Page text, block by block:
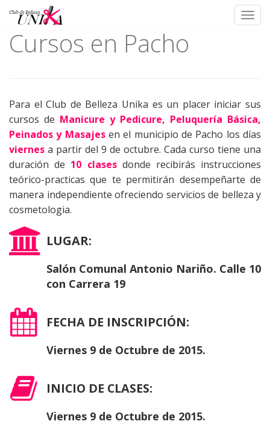
SkipCursos en Pacho
Para el Club de Belleza Unika es un placer iniciar sus
cursos de Manicure y Pedicure, Peluquería Básica,
Peinados y Masajesen el municipio de Pacho los días
viernes a partir del 9 de octubre. Cada curso tiene una
duración de 10 clasesdonde recibirás instrucciones
teórico-practicas que te permitirán desempeñarte de
manera independiente ofreciendo servicios de belleza y
cosmetologia.
LUGAR:
Salón Comunal Antonio Nariño. Calle 10
con Carrera 19
FECHA DE INSCRIPCIÓN:
Viernes 9 de Octubre de 2015.
INICIO DE CLASES:
Viernes 9 de Octubre de 2015.